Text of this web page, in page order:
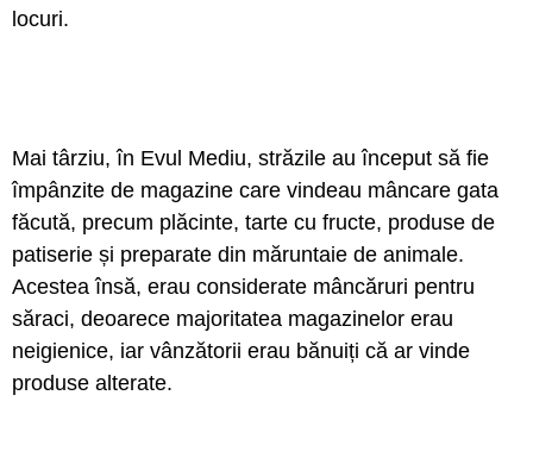
locuri.
Mai târziu, în Evul Mediu, străzile au început să fie
împânzite de magazine care vindeau mâncare gata
făcută, precum plăcinte, tarte cu fructe, produse de
patiserie și preparate din măruntaie de animale.
Acestea însă, erau considerate mâncăruri pentru
săraci, deoarece majoritatea magazinelor erau
neigienice, iar vânzătorii erau bănuiți că ar vinde
produse alterate.